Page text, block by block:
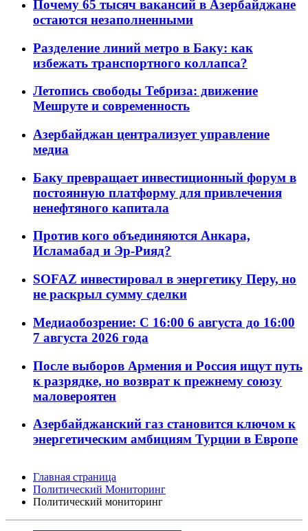
Почему 65 тысяч вакансий в Азербайджане
остаются незаполненными
Разделение линий метро в Баку: как
избежать транспортного коллапса?
Летопись свободы Тебриза: движение
Мешруте и современность
Азербайджан централизует управление
медиа
Баку превращает инвестиционный форум в
постоянную платформу для привлечения
ненефтяного капитала
Против кого объединяются Анкара,
Исламабад и Эр-Рияд?
SOFAZ инвестировал в энергетику Перу, но
не раскрыл сумму сделки
Медиаобозрение: С 16:00 6 августа до 16:00
7 августа 2026 года
После выборов Армения и Россия ищут путь
к разрядке, но возврат к прежнему союзу
маловероятен
Азербайджанский газ становится ключом к
энергетическим амбициям Турции в Европе
Главная страница
Политический Мониторинг
Политический мониторинг